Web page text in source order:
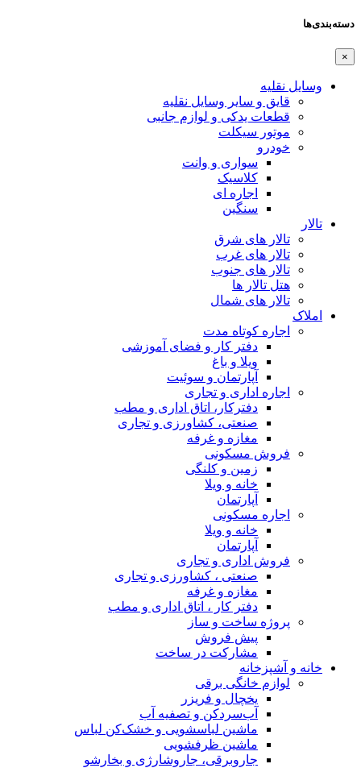
دسته‌بندی‌ها
×
وسایل نقلیه
قایق و سایر وسایل نقلیه
قطعات یدکی و لوازم جانبی
موتور سیکلت
خودرو
سواری و وانت
کلاسیک
اجاره ای
سنگین
تالار
تالار های شرق
تالار های غرب
تالار های جنوب
هتل تالار ها
تالار های شمال
املاک
اجاره کوتاه مدت
دفتر کار و فضای آموزشی
ویلا و باغ
آپارتمان و سوئیت
اجاره اداری و تجاری
دفترکار، اتاق اداری و مطب
صنعتی، کشاورزی و تجاری
مغازه و غرفه
فروش مسکونی
زمین و کلنگی
خانه و ویلا
آپارتمان
اجاره مسکونی
خانه و ویلا
آپارتمان
فروش اداری و تجاری
صنعتی ، کشاورزی و تجاری
مغازه و غرفه
دفتر کار ، اتاق اداری و مطب
پروژه ساخت و ساز
پیش فروش
مشارکت در ساخت
خانه و آشپزخانه
لوازم خانگی برقی
یخچال و فریزر
آب‌سردکن و تصفیه آب
ماشین لباسشویی و خشک‌کن لباس
ماشین ظرفشویی
جاروبرقی، جاروشارژی و بخارشو